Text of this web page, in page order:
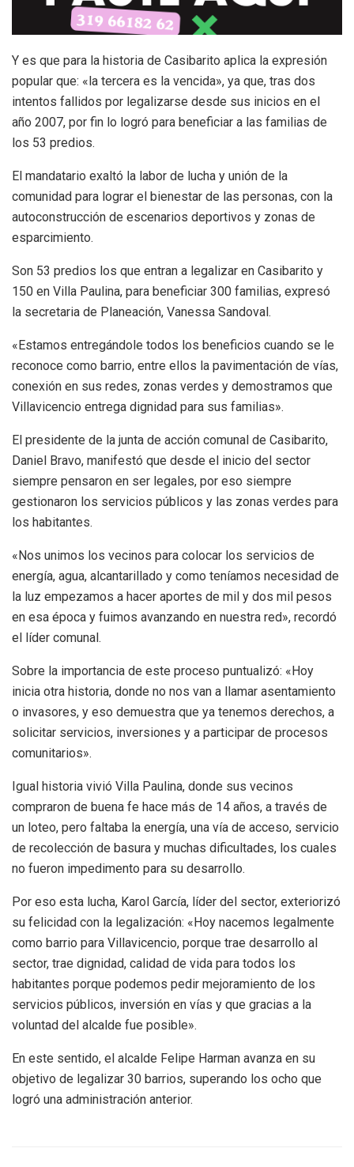
Y es que para la historia de Casibarito aplica la expresión
popular que: «la tercera es la vencida», ya que, tras dos
intentos fallidos por legalizarse desde sus inicios en el
año 2007, por fin lo logró para beneficiar a las familias de
los 53 predios.
El mandatario exaltó la labor de lucha y unión de la
comunidad para lograr el bienestar de las personas, con la
autoconstrucción de escenarios deportivos y zonas de
esparcimiento.
Son 53 predios los que entran a legalizar en Casibarito y
150 en Villa Paulina, para beneficiar 300 familias, expresó
la secretaria de Planeación, Vanessa Sandoval.
«Estamos entregándole todos los beneficios cuando se le
reconoce como barrio, entre ellos la pavimentación de vías,
conexión en sus redes, zonas verdes y demostramos que
Villavicencio entrega dignidad para sus familias».
El presidente de la junta de acción comunal de Casibarito,
Daniel Bravo, manifestó que desde el inicio del sector
siempre pensaron en ser legales, por eso siempre
gestionaron los servicios públicos y las zonas verdes para
los habitantes.
«Nos unimos los vecinos para colocar los servicios de
energía, agua, alcantarillado y como teníamos necesidad de
la luz empezamos a hacer aportes de mil y dos mil pesos
en esa época y fuimos avanzando en nuestra red», recordó
el líder comunal.
Sobre la importancia de este proceso puntualizó: «Hoy
inicia otra historia, donde no nos van a llamar asentamiento
o invasores, y eso demuestra que ya tenemos derechos, a
solicitar servicios, inversiones y a participar de procesos
comunitarios».
Igual historia vivió Villa Paulina, donde sus vecinos
compraron de buena fe hace más de 14 años, a través de
un loteo, pero faltaba la energía, una vía de acceso, servicio
de recolección de basura y muchas dificultades, los cuales
no fueron impedimento para su desarrollo.
Por eso esta lucha, Karol García, líder del sector, exteriorizó
su felicidad con la legalización: «Hoy nacemos legalmente
como barrio para Villavicencio, porque trae desarrollo al
sector, trae dignidad, calidad de vida para todos los
habitantes porque podemos pedir mejoramiento de los
servicios públicos, inversión en vías y que gracias a la
voluntad del alcalde fue posible».
En este sentido, el alcalde Felipe Harman avanza en su
objetivo de legalizar 30 barrios, superando los ocho que
logró una administración anterior.